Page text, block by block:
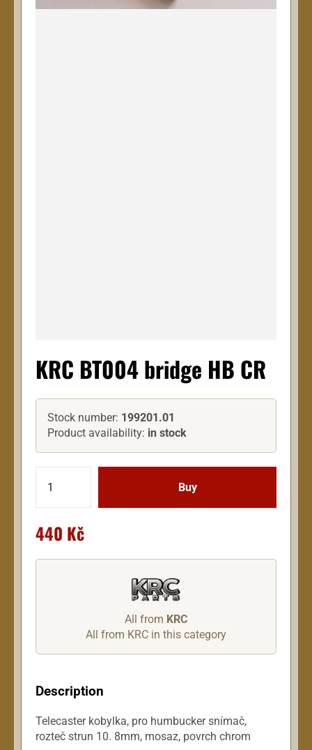
KRC BT004 bridge HB CR
Stock number: 199201.01
Product availability: in stock
440 Kč
All from KRC
All from KRC in this category
Description
Telecaster kobylka, pro humbucker snímač,
rozteč strun 10. 8mm, mosaz, povrch chrom